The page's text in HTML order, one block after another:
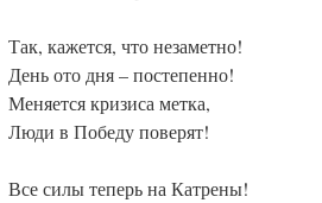
Так, кажется, что незаметно!
День ото дня – постепенно!
Меняется кризиса метка,
Люди в Победу поверят!
Все силы теперь на Катрены!